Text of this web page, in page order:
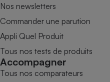
Nos newsletters
Commander une parution
Appli Quel Produit
Tous nos tests de produits
Accompagner
Tous nos comparateurs